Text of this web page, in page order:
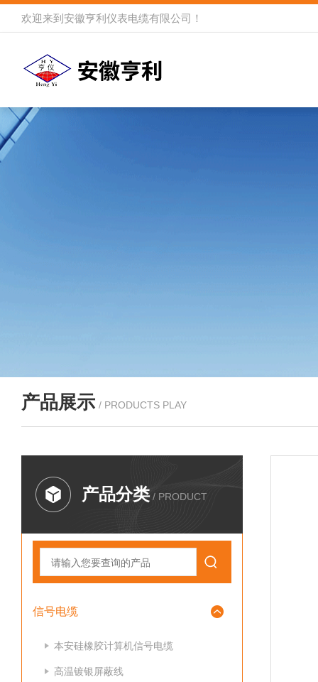
欢迎来到 安徽亨利仪表电缆有限公司 ！
产品展示 / PRODUCTS PLAY
产品分类 / PRODUCT
信号电缆
本安硅橡胶计算机信号电缆
高温镀银屏蔽线